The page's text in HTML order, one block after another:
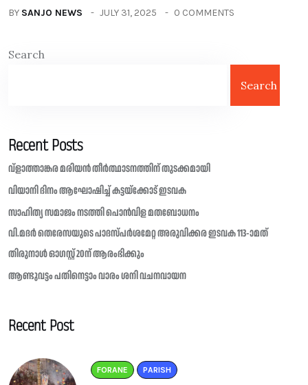
BY SANJO NEWS JULY 31, 2025 0 COMMENTS
Search
Search
Recent Posts
വ്ളാത്താങ്കര മരിയൻ തീർത്ഥാടനത്തിന് തുടക്കമായി
വിയാനി ദിനം ആഘോഷിച്ച് കട്ടയ്ക്കോട് ഇടവക
സാഹിത്യ സമാജം നടത്തി പൊൻവിള മതബോധനം
വി.മദർ തെരേസയുടെ പാദസ്പർശമേറ്റ അരുവിക്കര ഇടവക 113-ാമത്
തിരുനാൾ ഓഗസ്റ്റ് 20ന് ആരംഭിക്കും
ആണ്ടുവട്ടം പതിനെട്ടാം വാരം ശനി വചനവായന
Recent Post
FORANE PARISH